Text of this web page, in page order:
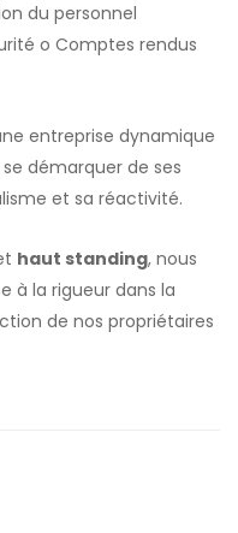
du personnel
o Comptes rendus
entreprise dynamique
démarquer de ses
et sa réactivité.
haut standing, nous
à la rigueur dans la
de nos propriétaires